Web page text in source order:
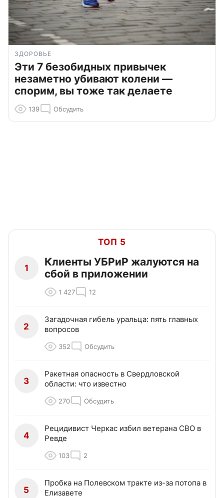
ЗДОРОВЬЕ
Эти 7 безобидных привычек
незаметно убивают колени —
спорим, вы тоже так делаете
139 Обсудить
ТОП 5
1
Клиенты УБРиР жалуются на
сбой в приложении
1 427 12
2
Загадочная гибель уральца: пять главных
вопросов
352 Обсудить
3
Ракетная опасность в Свердловской
области: что известно
270 Обсудить
4
Рецидивист Черкас избил ветерана СВО в
Ревде
103 2
5
Пробка на Полевском тракте из-за потопа в
Елизавете